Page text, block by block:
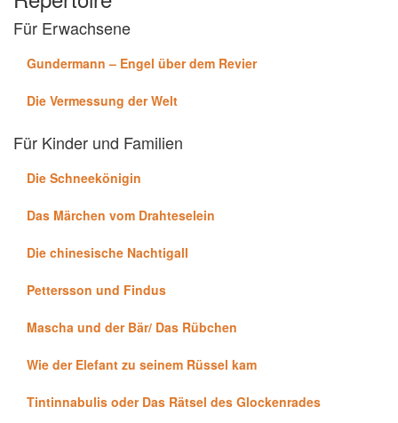
Für Erwachsene
Gundermann – Engel über dem Revier
Die Vermessung der Welt
Für Kinder und Familien
Die Schneekönigin
Das Märchen vom Drahteselein
Die chinesische Nachtigall
Pettersson und Findus
Mascha und der Bär/ Das Rübchen
Wie der Elefant zu seinem Rüssel kam
Tintinnabulis oder Das Rätsel des Glockenrades